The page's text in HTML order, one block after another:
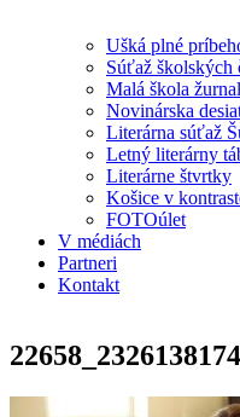
Ušká plné
Súťaž školských
Malá škola
Novinárska
Literárna súťaž
Letný literárny
Literárne štvrtky
Košice v
FOTOúlet
V médiách
Partneri
Kontakt